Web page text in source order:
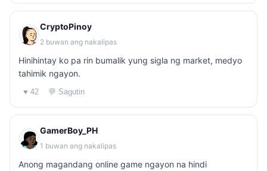
CryptoPinoy
2 buwan ang nakalipas
Hinihintay ko pa rin bumalik yung sigla ng market, medyo
tahimik ngayon.
♥ 42 💬 Sagutin
GamerBoy_PH
1 buwan ang nakalipas
Anong magandang online game ngayon na hindi